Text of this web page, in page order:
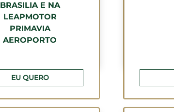
BRASILIA E NA
LEAPMOTOR
PRIMAVIA
AEROPORTO
EU QUERO